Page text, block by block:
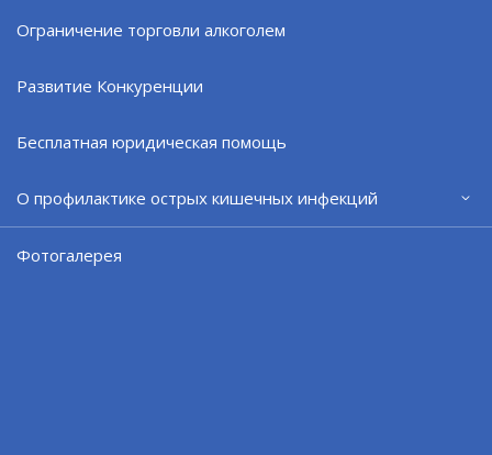
Ограничение торговли алкоголем
Развитие Конкуренции
Бесплатная юридическая помощь
О профилактике острых кишечных инфекций
Фотогалерея